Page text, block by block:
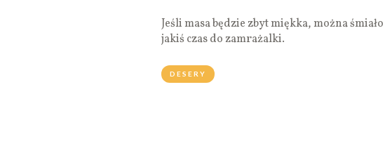
Jeśli masa będzie zbyt miękka, można
jakiś czas do zamrażalki.
DESERY